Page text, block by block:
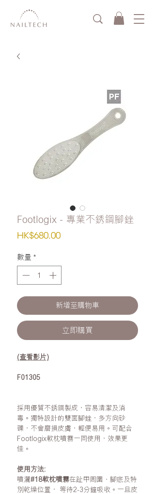
Footlogix - 專業不銹鋼腳銼
HK$680.00價
數量 *
新增至購物車
立即購買
(查看影片)
F01305
採用優質不銹鋼製成，容易清潔及消
毒。獨特設計的雙面腳銼，多方向砂
礫，不會磨損皮膚，輕便易用。可配合
Footlogix軟枕噴霧一同使用，效果更
佳。
使用方法:
噴灑#18軟枕噴霧在趾甲周圍、腳底及特
別乾燥位置， 等待2-3分鐘吸收。一旦皮